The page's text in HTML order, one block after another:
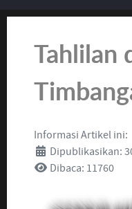
Tahlilan
Informasi Artikel ini:
Dipublikasikan:
Dibaca: 11760